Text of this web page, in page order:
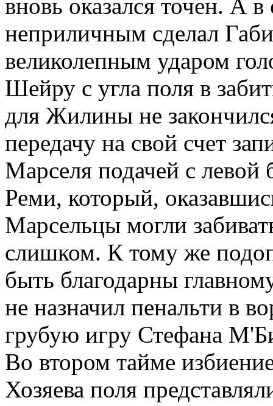
вновь оказался точен. А
неприличным сделал
великолепным ударом
Шейру с угла поля в
для Жилины не
передачу на свой счет
Марселя подачей с
Реми, который,
Марсельцы могли
слишком. К тому же
быть благодарны
не назначил пенальти в
грубую игру Стефана
Во втором тайме
Хозяева поля